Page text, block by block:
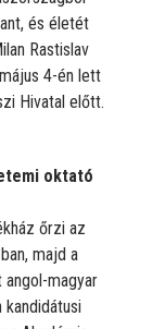
és életét
Rastislav
4-én lett
Hivatal előtt.
oktató
őrzi az
majd a
magyar